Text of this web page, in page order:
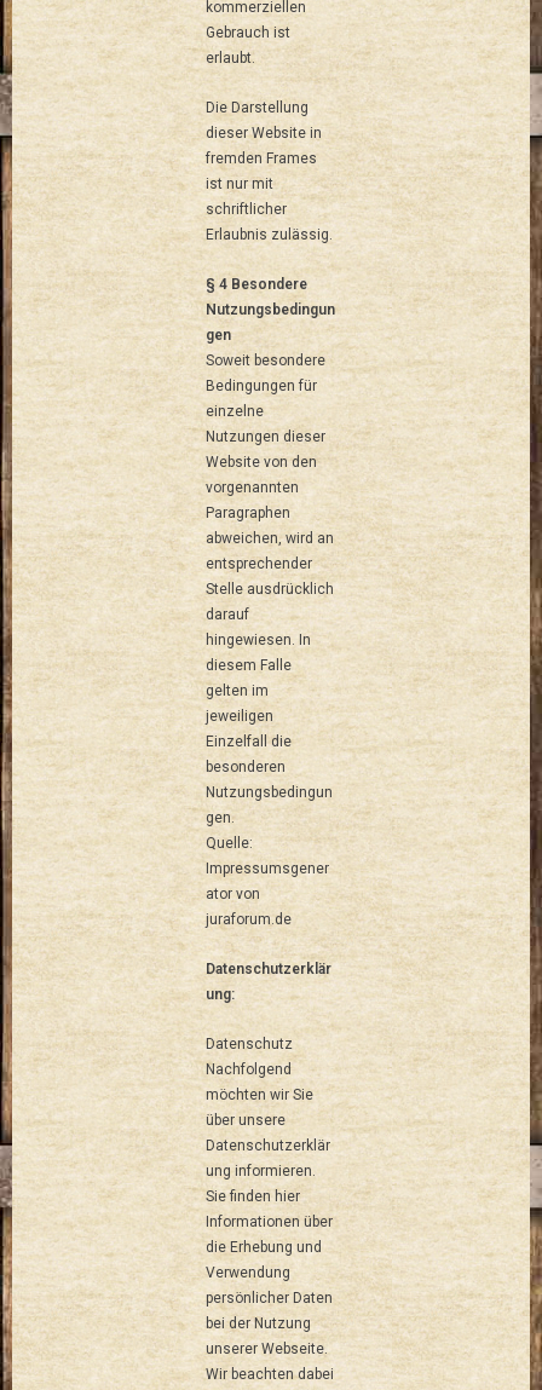
kommerziellen
Gebrauch ist
erlaubt.
Die Darstellung
dieser Website in
fremden Frames
ist nur mit
schriftlicher
Erlaubnis zulässig.
§ 4 Besondere
Nutzungsbedingun
gen
Soweit besondere
Bedingungen für
einzelne
Nutzungen dieser
Website von den
vorgenannten
Paragraphen
abweichen, wird an
entsprechender
Stelle ausdrücklich
darauf
hingewiesen. In
diesem Falle
gelten im
jeweiligen
Einzelfall die
besonderen
Nutzungsbedingun
gen.
Quelle:
Impressumsgener
ator von
juraforum.de
Datenschutzerklär
ung:
Datenschutz
Nachfolgend
möchten wir Sie
über unsere
Datenschutzerklär
ung informieren.
Sie finden hier
Informationen über
die Erhebung und
Verwendung
persönlicher Daten
bei der Nutzung
unserer Webseite.
Wir beachten dabei